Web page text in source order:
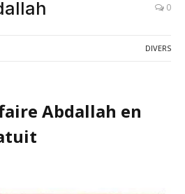
0
DIVERS
Abdallah en